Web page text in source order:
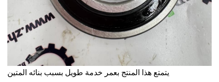
يتمتع هذا المنتج بعمر خدمة طويل بسبب بنائه المتين